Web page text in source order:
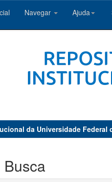
Navegar Ajuda
da Universidade Federal